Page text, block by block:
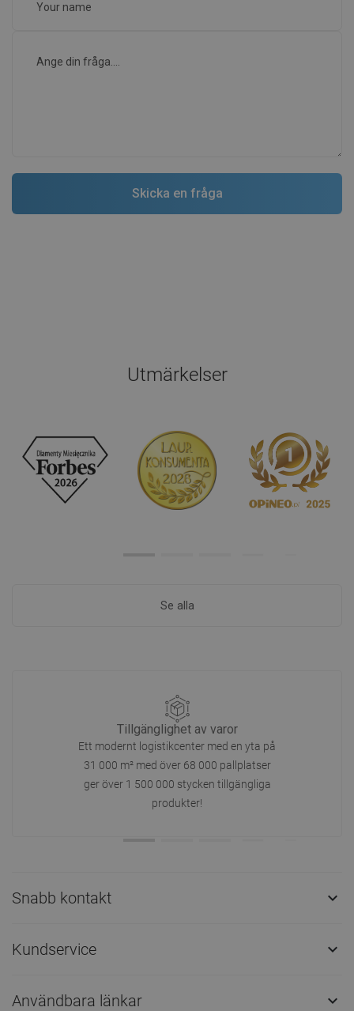
Utmärkelser
Se alla
Tillgänglighet av varor
Ett modernt logistikcenter med en yta på
31 000 m² med över 68 000 pallplatser
ger över 1 500 000 stycken tillgängliga
produkter!
Snabb kontakt 
Kundservice 
Användbara länkar 